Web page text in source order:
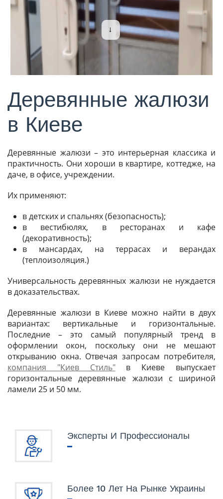
Деревянные жалюзи
в Киеве
Деревянные жалюзи – это интерьерная классика и
практичность. Они хороши в квартире, коттедже, на
даче, в офисе, учреждении.
Их применяют:
в детских и спальнях (безопасность);
в вестибюлях, в ресторанах и кафе
(декоративность);
в мансардах, на террасах и верандах
(теплоизоляция.)
Универсальность деревянных жалюзи не нуждается
в доказательствах.
Деревянные жалюзи в Киеве можно найти в двух
вариантах: вертикальные и горизонтальные.
Последние – это самый популярный тренд в
оформлении окон, поскольку они не мешают
открыванию окна. Отвечая запросам потребителя,
компания "Киев Стиль"в Киеве выпускает
горизонтальные деревянные жалюзи с шириной
ламели 25 и 50 мм.
Эксперты И Профессионалы
Более 10 Лет На Рынке Украины